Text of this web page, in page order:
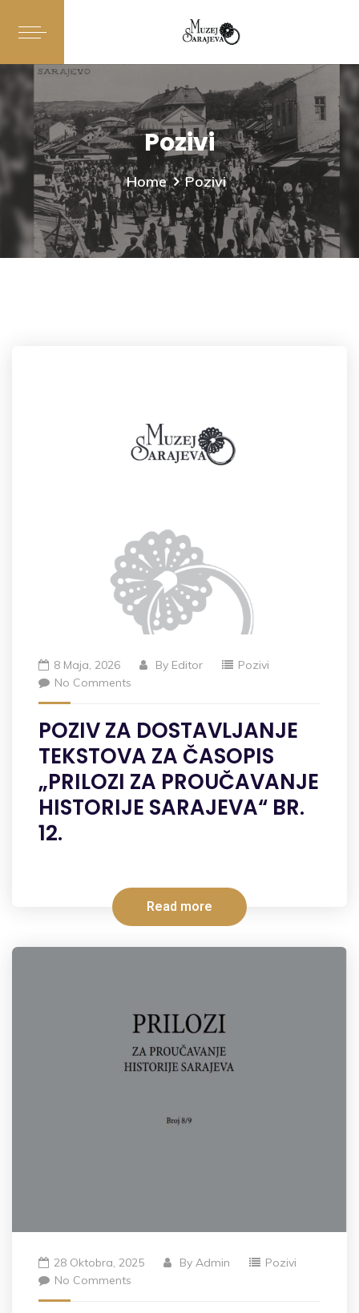
Pozivi
Home Pozivi
8 Maja, 2026 By Editor
Pozivi
No Comments
POZIV ZA DOSTAVLJANJE
TEKSTOVA ZA ČASOPIS
„PRILOZI ZA PROUČAVANJE
HISTORIJE SARAJEVA“ BR.
12.
Read more
28 Oktobra, 2025 By Admin
Pozivi
No Comments